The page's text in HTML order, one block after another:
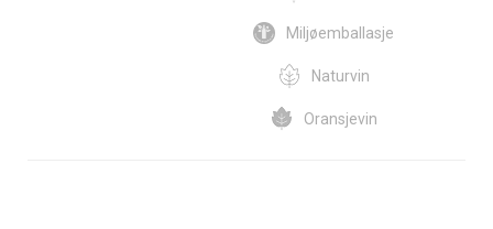
Miljøemballasje
Naturvin
Oransjevin